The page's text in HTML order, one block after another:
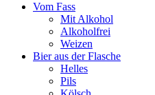
Vom Fass
Mit Alkohol
Alkoholfrei
Weizen
Bier aus der Flasche
Helles
Pils